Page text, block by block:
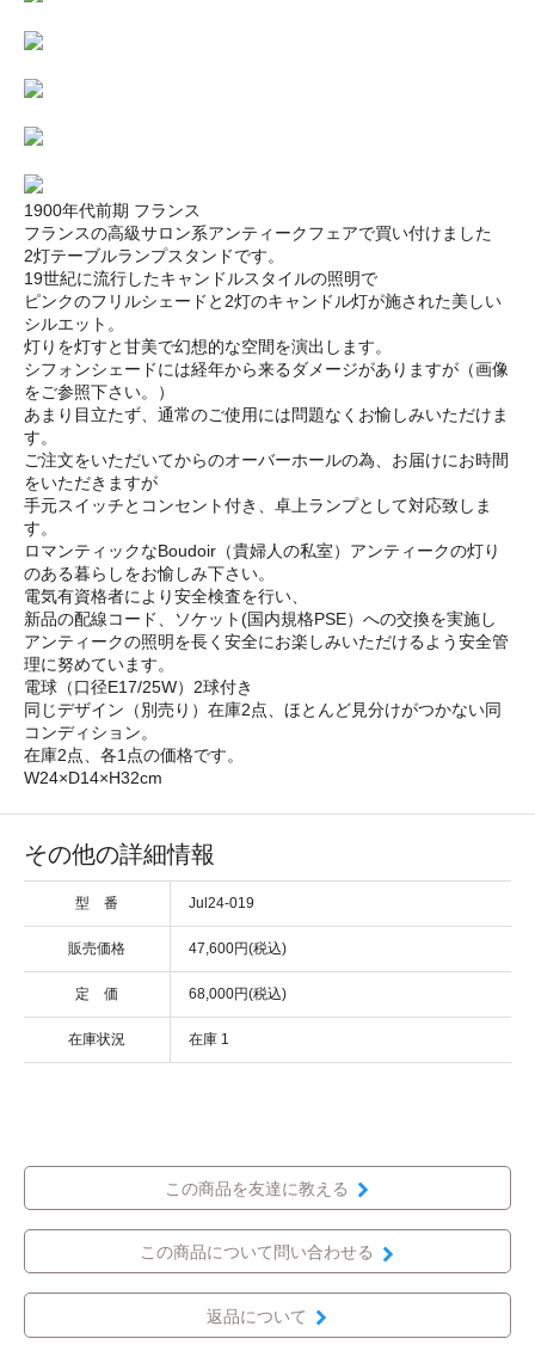
1900年代前期 フランス
フランスの高級サロン系アンティークフェアで買い付けました
2灯テーブルランプスタンドです。
19世紀に流行したキャンドルスタイルの照明で
ピンクのフリルシェードと2灯のキャンドル灯が施された美しい
シルエット。
灯りを灯すと甘美で幻想的な空間を演出します。
シフォンシェードには経年から来るダメージがありますが（画像
をご参照下さい。）
あまり目立たず、通常のご使用には問題なくお愉しみいただけま
す。
ご注文をいただいてからのオーバーホールの為、お届けにお時間
をいただきますが
手元スイッチとコンセント付き、卓上ランプとして対応致しま
す。
ロマンティックなBoudoir（貴婦人の私室）アンティークの灯り
のある暮らしをお愉しみ下さい。
電気有資格者により安全検査を行い、
新品の配線コード、ソケット(国内規格PSE）への交換を実施し
アンティークの照明を長く安全にお楽しみいただけるよう安全管
理に努めています。
電球（口径E17/25W）2球付き
同じデザイン（別売り）在庫2点、ほとんど見分けがつかない同
コンディション。
在庫2点、各1点の価格です。
W24×D14×H32cm
その他の詳細情報
型 番 Jul24-019
販売価格 47,600円(税込)
定 価 68,000円(税込)
在庫状況 在庫 1
この商品を友達に教える
この商品について問い合わせる
返品について